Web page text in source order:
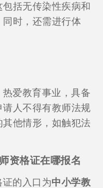
括无传染性疾病和
时，还需进行体
爱教育事业，具备
人不得有教师法规
他情形，如触犯法
资格证在哪报名
的入口为中小学教